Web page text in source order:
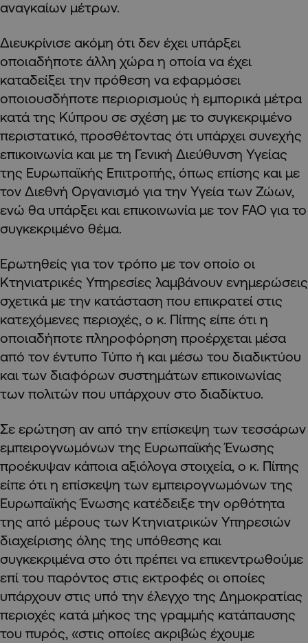
αναγκαίων μέτρων.
Διευκρίνισε ακόμη ότι δεν έχει υπάρξει
οποιαδήποτε άλλη χώρα η οποία να έχει
καταδείξει την πρόθεση να εφαρμόσει
οποιουσδήποτε περιορισμούς ή εμπορικά μέτρα
κατά της Κύπρου σε σχέση με το συγκεκριμένο
περιστατικό, προσθέτοντας ότι υπάρχει συνεχής
επικοινωνία και με τη Γενική Διεύθυνση Υγείας
της Ευρωπαϊκής Επιτροπής, όπως επίσης και με
τον Διεθνή Οργανισμό για την Υγεία των Ζώων,
ενώ θα υπάρξει και επικοινωνία με τον FAO για το
συγκεκριμένο θέμα.
Ερωτηθείς για τον τρόπο με τον οποίο οι
Κτηνιατρικές Υπηρεσίες λαμβάνουν ενημερώσεις
σχετικά με την κατάσταση που επικρατεί στις
κατεχόμενες περιοχές, ο κ. Πίπης είπε ότι η
οποιαδήποτε πληροφόρηση προέρχεται μέσα
από τον έντυπο Τύπο ή και μέσω του διαδικτύου
και των διαφόρων συστημάτων επικοινωνίας
των πολιτών που υπάρχουν στο διαδίκτυο.
Σε ερώτηση αν από την επίσκεψη των τεσσάρων
εμπειρογνωμόνων της Ευρωπαϊκής Ένωσης
προέκυψαν κάποια αξιόλογα στοιχεία, ο κ. Πίπης
είπε ότι η επίσκεψη των εμπειρογνωμόνων της
Ευρωπαϊκής Ένωσης κατέδειξε την ορθότητα
της από μέρους των Κτηνιατρικών Υπηρεσιών
διαχείρισης όλης της υπόθεσης και
συγκεκριμένα στο ότι πρέπει να επικεντρωθούμε
επί του παρόντος στις εκτροφές οι οποίες
υπάρχουν στις υπό την έλεγχο της Δημοκρατίας
περιοχές κατά μήκος της γραμμής κατάπαυσης
του πυρός, «στις οποίες ακριβώς έχουμε